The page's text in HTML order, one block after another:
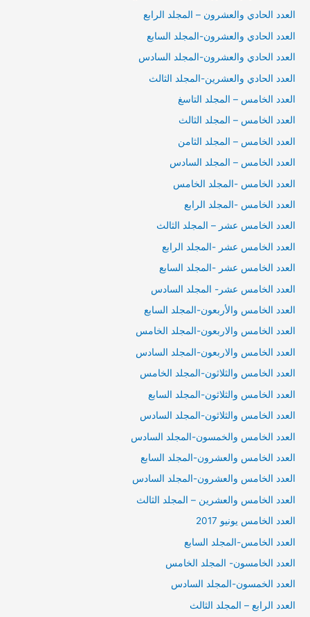
العدد الحادي والعشرون – المجلد الرابع
العدد الحادي والعشرون-المجلد السابع
العدد الحادي والعشرون-المجلد السادس
العدد الحادي والعشرين-المجلد الثالث
العدد الخامس – المجلد التاسغ
العدد الخامس – المجلد الثالث
العدد الخامس – المجلد الثامن
العدد الخامس – المجلد السادس
العدد الخامس -المجلد الخامس
العدد الخامس -المجلد الرابع
العدد الخامس عشر – المجلد الثالث
العدد الخامس عشر -المجلد الرابع
العدد الخامس عشر -المجلد السابع
العدد الخامس عشر- المجلد السادس
العدد الخامس والأربعون-المجلد السابع
العدد الخامس والاربعون-المجلد الخامس
العدد الخامس والاربعون-المجلد السادس
العدد الخامس والثلاثون-المجلد الخامس
العدد الخامس والثلاثون-المجلد السابع
العدد الخامس والثلاثون-المجلد السادس
العدد الخامس والخمسون-المجلد السادس
العدد الخامس والعشرون-المجلد السابع
العدد الخامس والعشرون-المجلد السادس
العدد الخامس والعشرين – المجلد الثالث
العدد الخامس يونيو 2017
العدد الخامس-المجلد السابع
العدد الخامسون- المجلد الخامس
العدد الخمسون-المجلد السادس
العدد الرابع – المجلد الثالث